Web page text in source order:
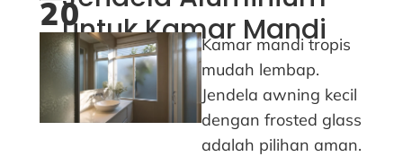
20untuk Kamar Mandi
Kamar mandi tropis
mudah lembap.
Jendela awning kecil
dengan frosted glass
adalah pilihan aman.